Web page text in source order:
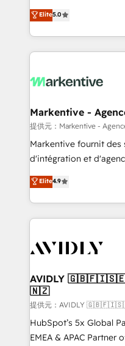
ンツとサイト構造を最適化。 🏆 なぜ100inc
か？ ✓ HubSpot Elite
ード受賞・HUGリー
HubSpot大百科 出版 CRM・AI活用に関するご相談、現
せください。
expertise. - A team of 250+ experts dedicated to
your resilient growth.
companies activate
customer platform and
Loop Marketing
services, smart
results, fast. ⚙️CRM & RevOps: Align all Hubs to your
🎯Demand Gen &
ABM, AEO, SEO, & paid media.
Build high-performing
& conversion strategy
AI, & maximize AEO
Integrations: Extend
Elite5.0
Markentive -
提供元：Markentive -
Markentive fournit des
d'intégration et
North America. Avec
marketing automation,
webdesign. Markentive is both a consulting firm, a
digital agency and an
CRM and webdesign
Elite4.9
AVIDLY
🇳🇿
提供元：AVIDLY
HubSpot’s 5x Global
EMEA & APAC Partner